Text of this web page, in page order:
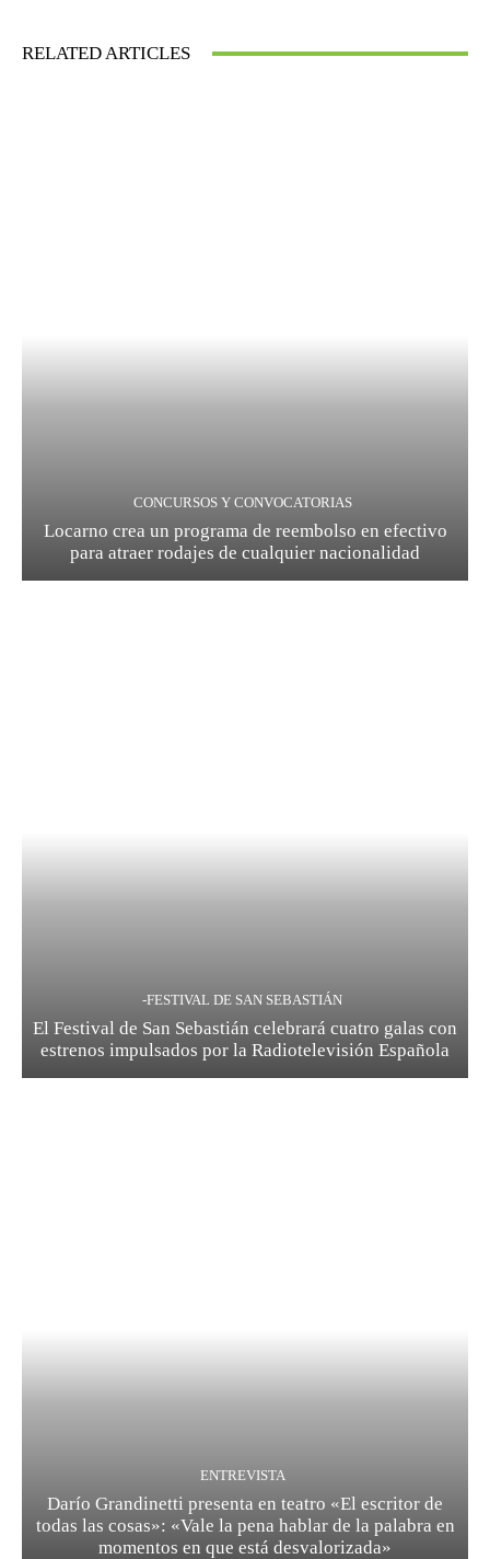
RELATED ARTICLES
CONCURSOS Y CONVOCATORIAS
Locarno crea un programa de reembolso en efectivo
para atraer rodajes de cualquier nacionalidad
-FESTIVAL DE SAN SEBASTIÁN
El Festival de San Sebastián celebrará cuatro galas con
estrenos impulsados por la Radiotelevisión Española
ENTREVISTA
Darío Grandinetti presenta en teatro «El escritor de
todas las cosas»: «Vale la pena hablar de la palabra en
momentos en que está desvalorizada»